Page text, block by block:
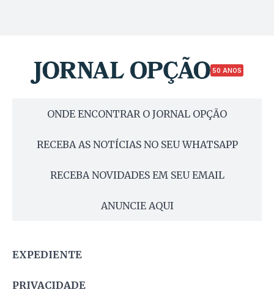
50 ANOS
ONDE ENCONTRAR O JORNAL OPÇÃO
RECEBA AS NOTÍCIAS NO SEU WHATSAPP
RECEBA NOVIDADES EM SEU EMAIL
ANUNCIE AQUI
EXPEDIENTE
PRIVACIDADE